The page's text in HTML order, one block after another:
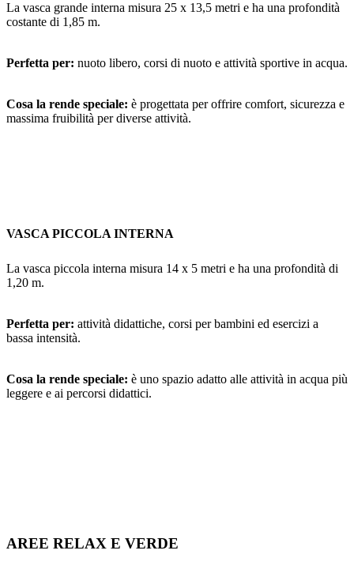
La vasca grande interna misura 25 x 13,5 metri e ha una profondità
costante di 1,85 m.
Perfetta per: nuoto libero, corsi di nuoto e attività sportive in acqua.
Cosa la rende speciale: è progettata per offrire comfort, sicurezza e
massima fruibilità per diverse attività.
VASCA PICCOLA INTERNA
La vasca piccola interna misura 14 x 5 metri e ha una profondità di
1,20 m.
Perfetta per: attività didattiche, corsi per bambini ed esercizi a
bassa intensità.
Cosa la rende speciale: è uno spazio adatto alle attività in acqua più
leggere e ai percorsi didattici.
AREE RELAX E VERDE